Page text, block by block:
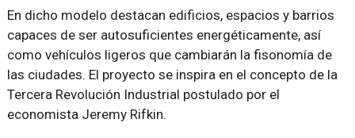
En dicho modelo destacan edificios, espacios y barrios
capaces de ser autosuficientes energéticamente, así
como vehículos ligeros que cambiarán la fisonomía de
las ciudades. El proyecto se inspira en el concepto de la
Tercera Revolución Industrial postulado por el
economista Jeremy Rifkin.